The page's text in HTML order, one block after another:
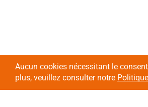
Aucun cookies nécessitant le
plus, veuillez consulter notre